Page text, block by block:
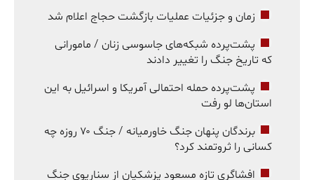
زمان و جزئیات عملیات بازگشت حجاج اعلام شد
پشت‌پرده شبکه‌های جاسوسی زنان / مامورانی
که تاریخ جنگ را تغییر دادند
پشت‌پرده حمله احتمالی آمریکا و اسرائیل به این
استان‌ها لو رفت
برندگان پنهان جنگ خاورمیانه / جنگ ۷۰ روزه چه
کسانی را ثروتمند کرد؟
افشاگری تازه مسعود پزشکیان از سناریوی جنگ